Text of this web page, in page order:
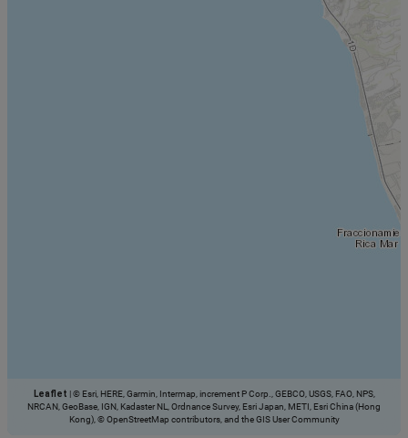
Leaflet
© Esri, HERE, Garmin, Intermap, increment P Corp., GEBCO, USGS, FAO, NPS,
NRCAN, GeoBase, IGN, Kadaster NL, Ordnance Survey, Esri Japan, METI, Esri China (Hong
Kong), © OpenStreetMap contributors, and the GIS User Community